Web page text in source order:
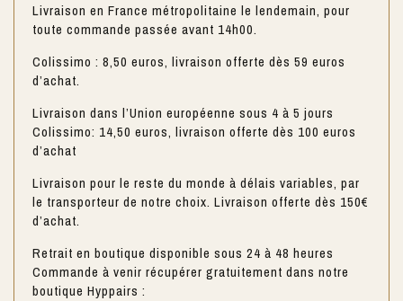
Livraison en France métropolitaine le lendemain, pour
toute commande passée avant 14h00.
Colissimo : 8,50 euros, livraison offerte dès 59 euros
d’achat.
Livraison dans l’Union européenne sous 4 à 5 jours
Colissimo: 14,50 euros, livraison offerte dès 100 euros
d’achat
Livraison pour le reste du monde à délais variables, par
le transporteur de notre choix. Livraison offerte dès 150€
d’achat.
Retrait en boutique disponible sous 24 à 48 heures
Commande à venir récupérer gratuitement dans notre
boutique Hyppairs :